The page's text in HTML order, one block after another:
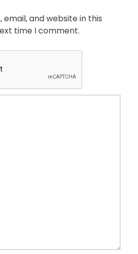
email, and website in this
time I comment.